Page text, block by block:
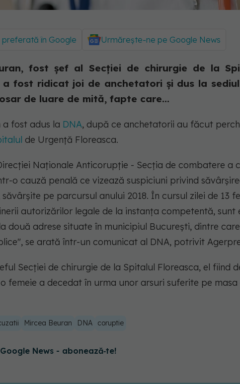
în Google Urmărește-ne pe Google News
fost şef al Secţiei de chirurgie de la
a fost ridicat joi de anchetatori şi dus la sediul
de luare de mită, fapte care...
a fost adus la DNA, după ce anchetatorii au făcut
de Urgenţă Floreasca.
Naţionale Anticorupţie - Secţia de combatere a
o cauză penală ce vizează suspiciuni privind
pe parcursul anului 2018. În cursul zilei de 13
autorizărilor legale de la instanţa competentă, sunt
două adrese situate în municipiul Bucureşti, dintre
, se arată într-un comunicat al DNA, potrivit
Secţiei de chirurgie de la Spitalul Floreasca, el fiind
femeie a decedat în urma unor arsuri suferite pe masa
Mircea Beuran DNA coruptie
News - abonează‑te!